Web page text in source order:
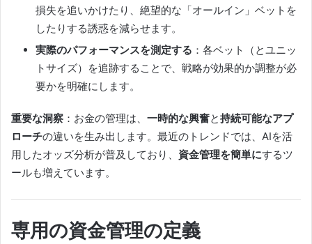
損失を追いかけたり、絶望的な「オールイン」ベットを
したりする誘惑を減らせます。
実際のパフォーマンスを測定する ：各ベット（とユニッ
トサイズ）を追跡することで、戦略が効果的か調整が必
要かを明確にします。
重要な洞察 ：お金の管理は、 一時的な興奮と持続可能なアプ
ローチの違いを生み出します。最近のトレンドでは、AIを活
用したオッズ分析が普及しており、 資金管理を簡単にするツ
ールも増えています。
専用の資金管理の定義